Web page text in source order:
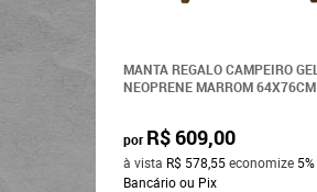
MANTA REGALO CAMPEIRO GEL
NEOPRENE MARROM 64X76CM
por R$ 609,00
à vista R$ 578,55economize 5%
Bancário ou Pix